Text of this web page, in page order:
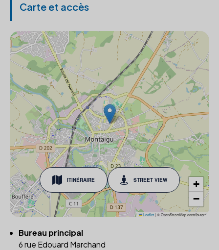
Carte et accès
ITINÉRAIRE STREET VIEW
+
−
Leaflet|© OpenStreetMap contributors
Bureau principal
6 rue Edouard Marchand